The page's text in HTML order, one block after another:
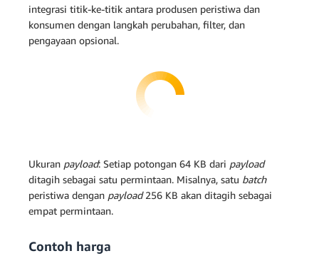
integrasi titik-ke-titik antara produsen peristiwa dan
konsumen dengan langkah perubahan, filter, dan
pengayaan opsional.
Ukuran payload: Setiap potongan 64 KB dari payload
ditagih sebagai satu permintaan. Misalnya, satu batch
peristiwa dengan payload256 KB akan ditagih sebagai
empat permintaan.
Contoh harga